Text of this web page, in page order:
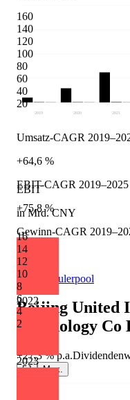
160
140
120
100
80
60
40
20
2022
2023
EBIT
in Mrd. CNY
16
14
12
10
8
6
4
2
2019 2020 2021
Umsatz-CAGR
+64,6 %
EBIT-CAGR 2019–2025
+75,8 %
Gewinn-CAGR
+62,1 %
Quelle: Eulerpool
Beijing United
Technology Co
+27,3 % p.a.
5J Max.